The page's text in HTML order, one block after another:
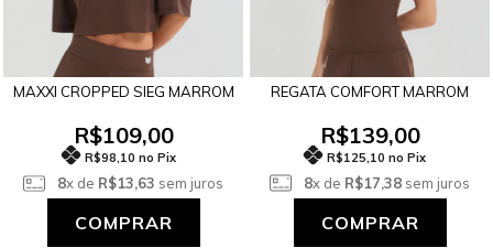
MAXXI CROPPED SIEG MARROM
R$109,00
R$98,10 no Pix
8x de R$13,63 sem juros
COMPRAR
REGATA COMFORT MARROM
R$139,00
R$125,10 no Pix
8x de R$17,38sem juros
COMPRAR